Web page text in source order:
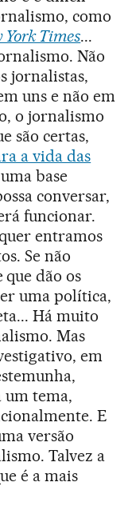
como
York Times...
Não
jornalistas,
uns e não em
o jornalismo
são certas,
a vida das
base
conversar,
funcionar.
entramos
Se não
que dão os
uma política,
Há muito
Mas
em
tema,
E
versão
Talvez a
é a mais